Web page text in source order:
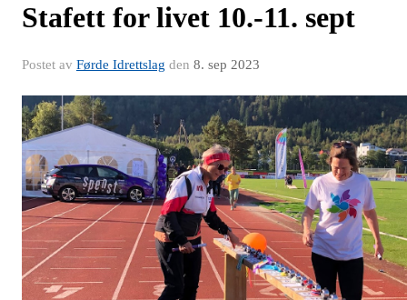
Stafett for livet 10.-11. sept
Postet av Førde Idrettslag den 8. sep 2023